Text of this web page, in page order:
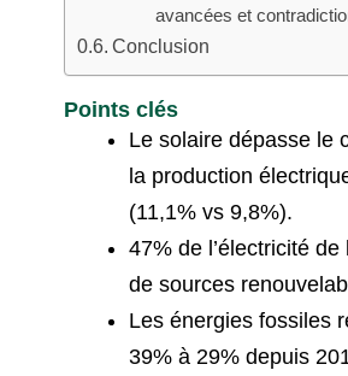
avancées et
Conclusion
Points clés
Le solaire dépasse le
la production
(11,1% vs 9,8%).
47% de l’électricité de
de sources
Les énergies fossiles
39% à 29% depuis